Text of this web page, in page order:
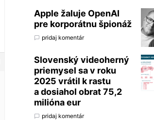
Apple žaluje OpenAI
pre korporátnu špionáž
pridaj komentár
Slovenský videoherný
priemysel sa v roku
2025 vrátil k rastu
a dosiahol obrat 75,2
milióna eur
pridaj komentár